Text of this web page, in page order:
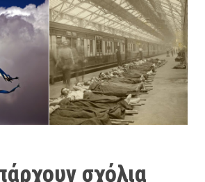
σχόλια